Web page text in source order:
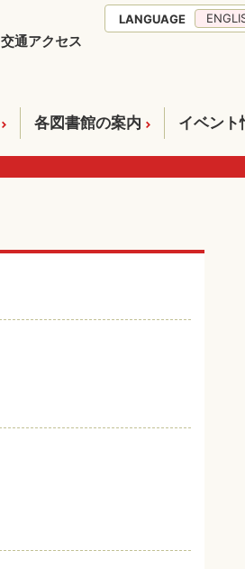
交通アクセス
LANGUAGE
各図書館の案内 イベント